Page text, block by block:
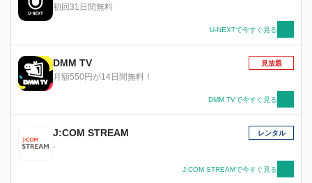
初回31日間無料
U-NEXTで今すぐ見る
DMM TV
月額550円が14日間無料！
見放題
DMM TVで今すぐ見る
J:COM STREAM
-
レンタル
J:COM STREAMで今すぐ見る